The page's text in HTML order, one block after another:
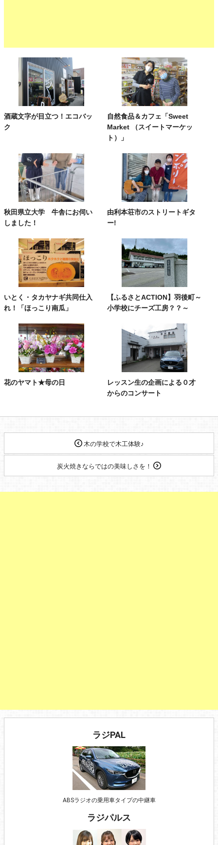
酒蔵文字が目立つ！エコバッ
ク
自然食品＆カフェ「Sweet
Market （スイートマーケッ
ト）」
秋田県立大学 牛舎にお伺い
しました！
由利本荘市のストリートギタ
ー!
いとく・タカヤナギ共同仕入
れ！「ほっこり南瓜」
【ふるさとACTION】羽後町～
小学校にチーズ工房？？～
花のヤマト★母の日
レッスン生の企画による０才
からのコンサート
木の学校で木工体験♪
炭火焼きならではの美味しさを！
ラジPAL
ABSラジオの乗用車タイプの中継車
ラジパルス